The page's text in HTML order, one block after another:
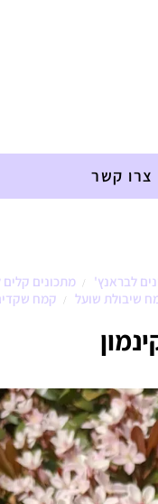
צרו קשר
לבראנץ' / מתכונים קלים
שיבולת שועל / קמח